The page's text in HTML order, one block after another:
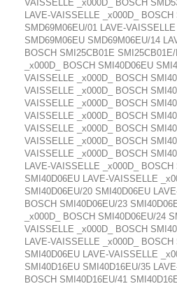
VAISSELLE _x000D_ BOSCH
LAVE-VAISSELLE _x000D_ BOSCH
SMD69M06EU/01 LAVE-
SMD69M06EU SMD69M06EU/14
BOSCH SMI25CB01E
_x000D_ BOSCH SMI40D06EU
VAISSELLE _x000D_ BOSCH
VAISSELLE _x000D_ BOSCH
VAISSELLE _x000D_ BOSCH
VAISSELLE _x000D_ BOSCH
VAISSELLE _x000D_ BOSCH
VAISSELLE _x000D_ BOSCH
VAISSELLE _x000D_ BOSCH
LAVE-VAISSELLE _x000D_
SMI40D06EU LAVE-VAISSELLE
SMI40D06EU/20 SMI40D06EU
BOSCH SMI40D06EU/23
_x000D_ BOSCH SMI40D06EU/24
VAISSELLE _x000D_ BOSCH
LAVE-VAISSELLE _x000D_
SMI40D06EU LAVE-VAISSELLE
SMI40D16EU SMI40D16EU/35
BOSCH SMI40D16EU/41